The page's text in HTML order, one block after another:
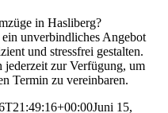
in Hasliberg?
unverbindliches Angebot
und stressfrei gestalten.
jederzeit zur Verfügung, um
Termin zu vereinbaren.
Juni 15,